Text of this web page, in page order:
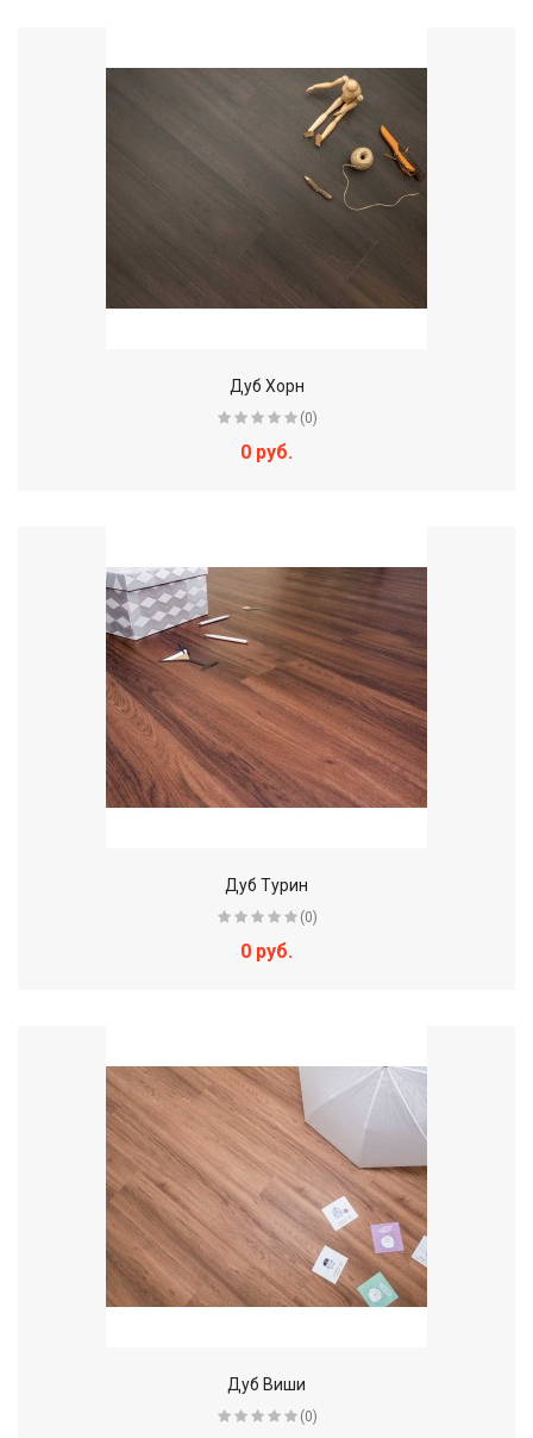
Дуб Хорн
(0)
0 руб.
Дуб Турин
(0)
0 руб.
Дуб Виши
(0)